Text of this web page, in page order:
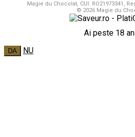
Magie du Chocolat, CUI: RO21973341,
© 2026 Magie du
Ai peste 18
DA NU